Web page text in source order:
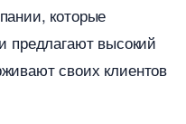
которые
предлагают высокий
своих клиенто